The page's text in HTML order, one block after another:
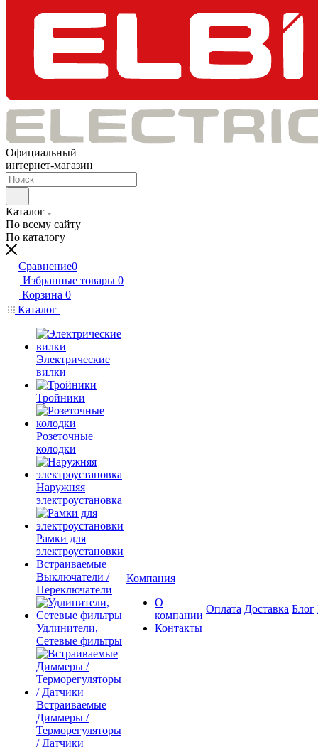
Официальный
интернет-магазин
Каталог
По всему сайту
По каталогу
Сравнение0
Избранные товары 0
Корзина 0
Каталог
Электрические
вилки
Тройники
Розеточные
колодки
Наружняя
электроустановка
Рамки для
электроустановки
Встраиваемые
Выключатели /
Переключатели
Удлинители,
Сетевые фильтры
Встраиваемые
Диммеры /
Терморегуляторы
/ Датчики
Компания
О
компании
Контакты
Оплата Доставка Блог